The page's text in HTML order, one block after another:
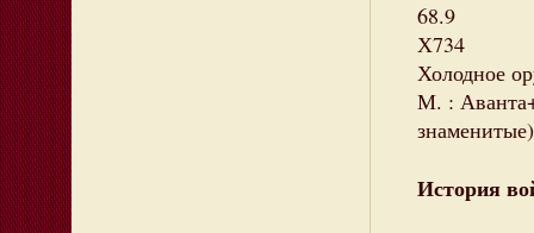
68.9
Х734
Холодное
М. :
История